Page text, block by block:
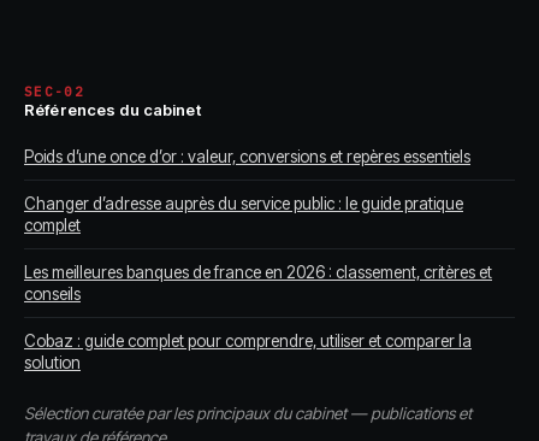
SEC-02
Références du cabinet
Poids d’une once d’or : valeur, conversions et repères essentiels
Changer d’adresse auprès du service public : le guide pratique
complet
Les meilleures banques de france en 2026 : classement, critères et
conseils
Cobaz : guide complet pour comprendre, utiliser et comparer la
solution
Sélection curatée par les principaux du cabinet — publications et